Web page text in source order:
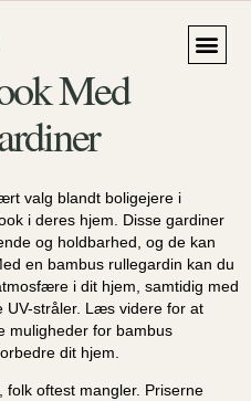
Med
valg blandt boligejere i
i deres hjem. Disse gardiner
og holdbarhed, og de kan
en bambus rullegardin kan du
i dit hjem, samtidig med
UV-stråler. Læs videre for at
muligheder for bambus
dit hjem.
oftest mangler. Priserne